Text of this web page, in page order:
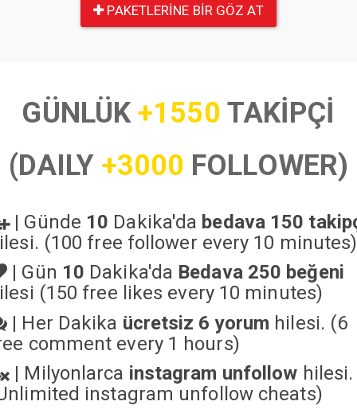
PAKETLERINE BIR GÖZ AT
GÜNLÜK+1550 TAKİPÇİ
(DAILY +3000 FOLLOWER)
| Günde 10 Dakika'da bedava 150
(100 free follower every 10 minutes)
| Gün 10 Dakika'da Bedava 250 beğeni
(150 free likes every 10 minutes)
| Her Dakika ücretsiz 6 yorum hilesi. (6
comment every 1 hours)
| Milyonlarca instagram unfollow hilesi.
instagram unfollow cheats)